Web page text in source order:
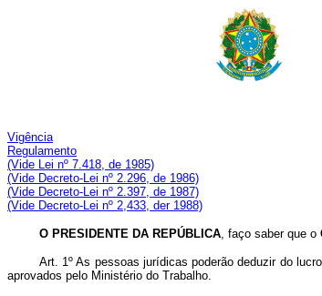
Vigência
Regulamento
(Vide Lei nº 7.418, de 1985)
(Vide Decreto-Lei nº 2.296, de 1986)
(Vide Decreto-Lei nº 2.397, de 1987)
(Vide Decreto-Lei nº 2,433, der 1988)
O PRESIDENTE DA REPÚBLICA, faço saber que o
Art. 1º As pessoas jurídicas poderão deduzir do
aprovados pelo Ministério do Trabalho.